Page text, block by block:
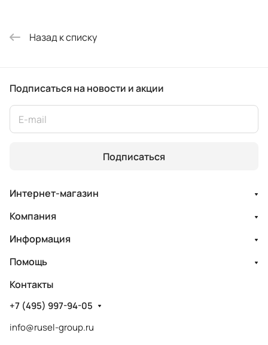
Назад к списку
Подписаться на новости и акции
Подписаться
Интернет-магазин
Компания
Информация
Помощь
Контакты
+7 (495) 997-94-05
info@rusel-group.ru